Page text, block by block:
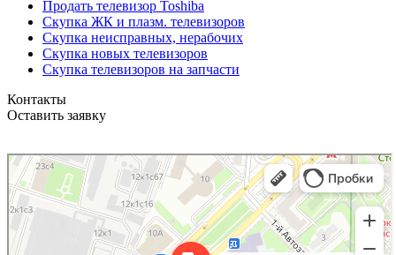
Продать телевизор Toshiba
Скупка ЖК и плазм. телевизоров
Скупка неисправных, нерабочих
Скупка новых телевизоров
Скупка телевизоров на запчасти
Контакты
Оставить заявку